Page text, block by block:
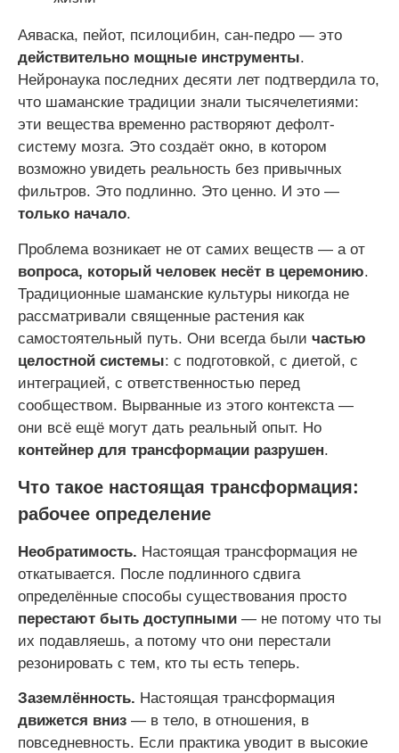
Аяваска, пейот, псилоцибин, сан-педро — это
действительно мощные инструменты.
Нейронаука последних десяти лет подтвердила то,
что шаманские традиции знали тысячелетиями:
эти вещества временно растворяют дефолт-
систему мозга. Это создаёт окно, в котором
возможно увидеть реальность без привычных
фильтров. Это подлинно. Это ценно. И это —
только начало.
Проблема возникает не от самих веществ — а от
вопроса, который человек несёт в церемонию.
Традиционные шаманские культуры никогда не
рассматривали священные растения как
самостоятельный путь. Они всегда были частью
целостной системы: с подготовкой, с диетой, с
интеграцией, с ответственностью перед
сообществом. Вырванные из этого контекста —
они всё ещё могут дать реальный опыт. Но
контейнер для трансформации разрушен.
Что такое настоящая трансформация:
рабочее определение
Необратимость. Настоящая трансформация не
откатывается. После подлинного сдвига
определённые способы существования просто
перестают быть доступными — не потому что ты
их подавляешь, а потому что они перестали
резонировать с тем, кто ты есть теперь.
Заземлённость. Настоящая трансформация
движется вниз — в тело, в отношения, в
повседневность. Если практика уводит в высокие